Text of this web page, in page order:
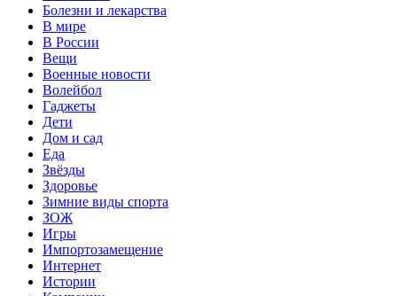
Болезни и лекарства
В мире
В России
Вещи
Военные новости
Волейбол
Гаджеты
Дети
Дом и сад
Еда
Звёзды
Здоровье
Зимние виды спорта
ЗОЖ
Игры
Импортозамещение
Интернет
Истории